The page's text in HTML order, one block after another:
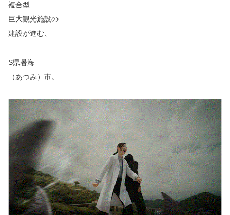
複合型
巨大観光施設の
建設が進む、
S県暑海
（あつみ）市。